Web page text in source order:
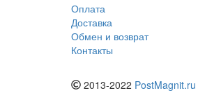
Оплата
Доставка
Обмен и возврат
Контакты
2013-2022 PostMagnit.ru